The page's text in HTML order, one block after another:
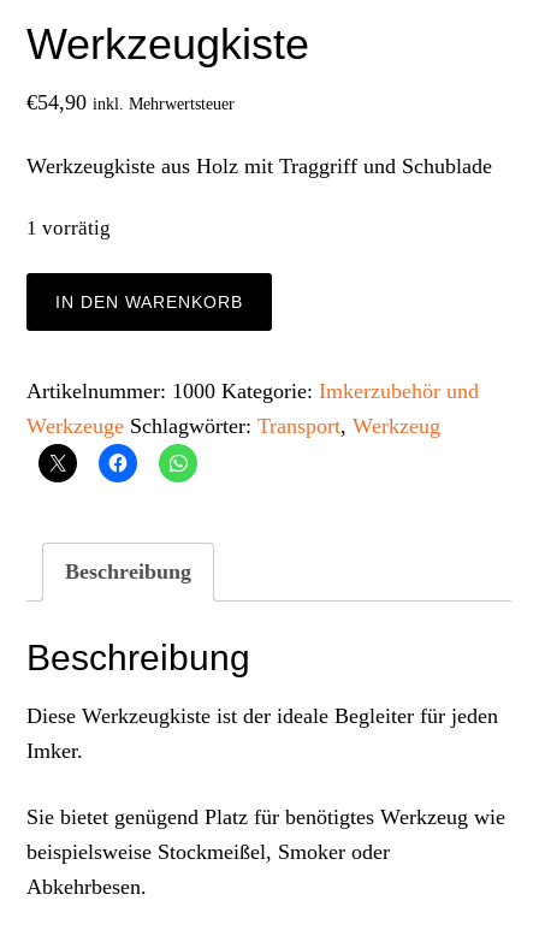
Werkzeugkiste
€54,90 inkl. Mehrwertsteuer
Werkzeugkiste aus Holz mit Traggriff und Schublade
1 vorrätig
Menge
IN DEN WARENKORB
Artikelnummer: 1000 Kategorie:Imkerzubehör und
Werkzeuge Schlagwörter:Transport,Werkzeug
Beschreibung
Beschreibung
Diese Werkzeugkiste ist der ideale Begleiter für jeden
Imker.
Sie bietet genügend Platz für benötigtes Werkzeug wie
beispielsweise Stockmeißel, Smoker oder
Abkehrbesen.